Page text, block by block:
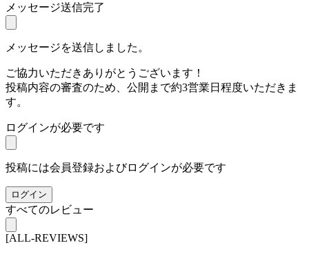
メッセージ送信完了
メッセージを送信しました。
ご協力いただきありがとうございます！
投稿内容の審査のため、公開まで約3営業日程度いただきま
す。
ログインが必要です
投稿には会員登録およびログインが必要です
ログイン
すべてのレビュー
[ALL-REVIEWS]